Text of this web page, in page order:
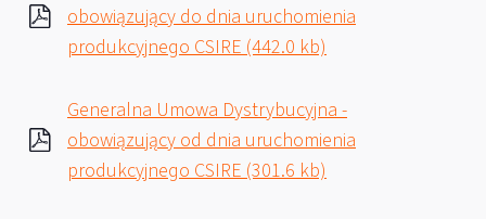
obowiązujący do dnia uruchomienia
produkcyjnego CSIRE (442.0 kb)
Generalna Umowa Dystrybucyjna -
obowiązujący od dnia uruchomienia
produkcyjnego CSIRE (301.6 kb)